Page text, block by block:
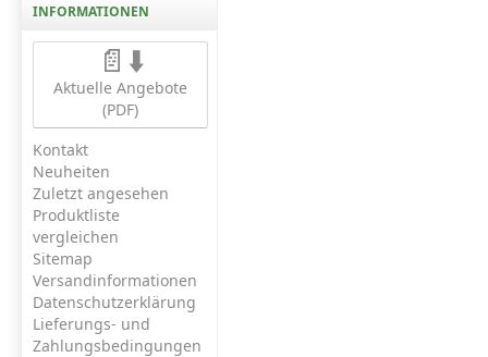
INFORMATIONEN
📄⬇️
Aktuelle Angebote
(PDF)
Kontakt
Neuheiten
Zuletzt angesehen
Produktliste
vergleichen
Sitemap
Versandinformationen
Datenschutzerklärung
Lieferungs- und
Zahlungsbedingungen